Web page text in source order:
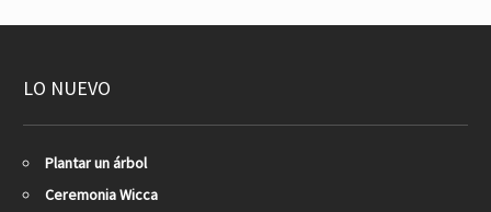
LO NUEVO
Plantar un árbol
Ceremonia Wicca